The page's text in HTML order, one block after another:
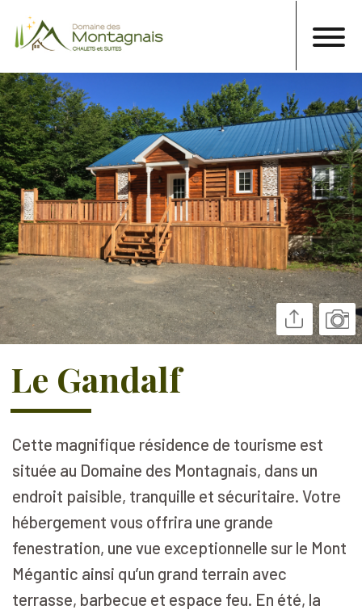
Le Gandalf
Cette magnifique résidence de tourisme est
située au Domaine des Montagnais, dans un
endroit paisible, tranquille et sécuritaire. Votre
hébergement vous offrira une grande
fenestration, une vue exceptionnelle sur le Mont
Mégantic ainsi qu’un grand terrain avec
terrasse, barbecue et espace feu. En été, la